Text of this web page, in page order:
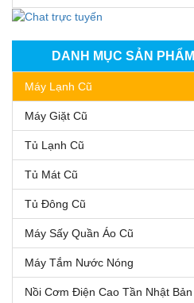
DANH MỤC SẢN PHẨM
Máy Lạnh Cũ
Máy Giặt Cũ
Tủ Lạnh Cũ
Tủ Mát Cũ
Tủ Đông Cũ
Máy Sấy Quần Áo Cũ
Máy Tắm Nước Nóng
Nồi Cơm Điện Cao Tần Nhật Bản